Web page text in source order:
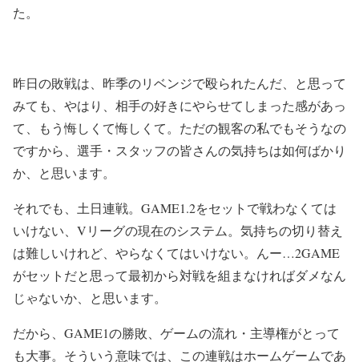
た。
昨日の敗戦は、昨季のリベンジで殴られたんだ、と思って
みても、やはり、相手の好きにやらせてしまった感があっ
て、もう悔しくて悔しくて。ただの観客の私でもそうなの
ですから、選手・スタッフの皆さんの気持ちは如何ばかり
か、と思います。
それでも、土日連戦。GAME1.2をセットで戦わなくては
いけない、Vリーグの現在のシステム。気持ちの切り替え
は難しいけれど、やらなくてはいけない。んー…2GAME
がセットだと思って最初から対戦を組まなければダメなん
じゃないか、と思います。
だから、GAME1の勝敗、ゲームの流れ・主導権がとって
も大事。そういう意味では、この連戦はホームゲームであ